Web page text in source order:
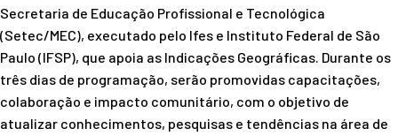
Secretaria de Educação Profissional e Tecnológica
(Setec/MEC), executado pelo Ifes e Instituto Federal de São
Paulo (IFSP), que apoia as Indicações Geográficas. Durante os
três dias de programação, serão promovidas capacitações,
colaboração e impacto comunitário, com o objetivo de
atualizar conhecimentos, pesquisas e tendências na área de